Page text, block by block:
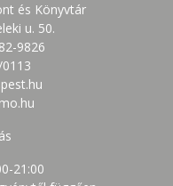
és Könyvtár
u. 50.
9826
21:00